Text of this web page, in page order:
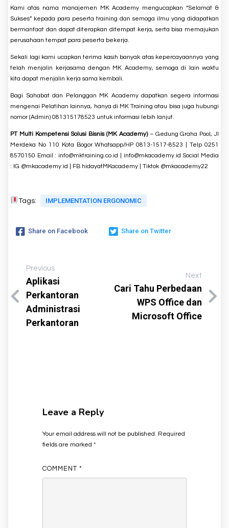
Kami atas nama manajemen MK Academy mengucapkan “Selamat &
Sukses” kepada para peserta training dan semoga ilmu yang didapatkan
bermanfaat dan dapat diterapkan ditempat kerja, serta bisa memajukan
perusahaan tempat para peserta bekerja.
Sekali lagi kami ucapkan terima kasih banyak atas kepercayaannya yang
telah menjalin kerjasama dengan MK Academy, semoga di lain waktu
kita dapat menjalin kerja sama kembali.
Bagi Sahabat dan Pelanggan MK Academy dapatkan segera informasi
mengenai Pelatihan lainnya, hanya di MK Training atau bisa juga hubungi
nomor (Admin) 081315178523 untuk informasi lebih lanjut.
PT Multi Kompetensi Solusi Bisnis (MK Academy)– Gedung Graha Pool, Jl
Merdeka No 110 Kota Bogor Whatsapp/HP 0813-1517-8523 | Telp 0251
8570150 Email : info@mktraining.co.id | info@mkacademy.id Social Media
: IG @mkacademy.id | FB hidayatMKacademy | Tiktok @mkacademy22
Tags: IMPLEMENTATION ERGONOMIC
Share on Facebook Share on Twitter
Previous
Aplikasi
Perkantoran
Administrasi
Perkantoran
Next
Cari Tahu Perbedaan
WPS Office dan
Microsoft Office
Leave a Reply
Your email address will not be published. Required
fields are marked *
COMMENT *